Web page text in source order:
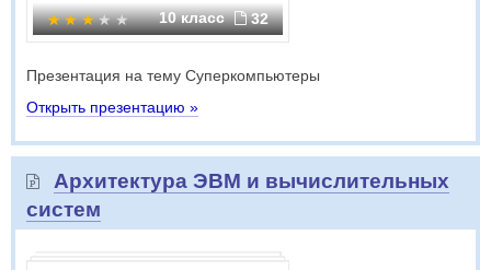
10 класс 32
Презентация на тему Суперкомпьютеры
Открыть презентацию »
Архитектура ЭВМ и вычислительных
систем